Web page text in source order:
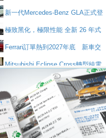
CX-90 33T AWD Premium Ca
駕! Ford Territory中型油電休旅
Great今日在台登場，結合先進安
品牌經銷權，全新多品牌旗艦展示中
用
屏東特搜大隊再添新利器 SITRAK
車
買氣不衰、SUZUKI經銷商勇於開啟
店，新北都鈴木占地500坪土城旗艦
心開幕
2025第七屆ISUZU運轉職人挑戰賽
場 展現極致車技與專業職人精神
H2GP世界總決賽圓滿落幕 台灣團
的顛峰之作
新一代Mercedes-Benz GLA正式登
最高657公里、支援320kW快充
極致黑化，極限性能 全新 26 年式
OCTA BLACK 限量登台
Ferrari訂單熱到2027年底 新車交
得等一年以上
Mitsubishi Eclipse Cross轉型純電
電池續航超過600公里
全新BMW 318i Touring豪華旅行車
量200台 進化現型
不等零關稅的紅利，Jeep品牌今日
首批車交車
Volvo EX60 即將叩關，靜肅性、底
位介面搶先揭露
Audi Q9 將於 2026 年底上市 旗艦